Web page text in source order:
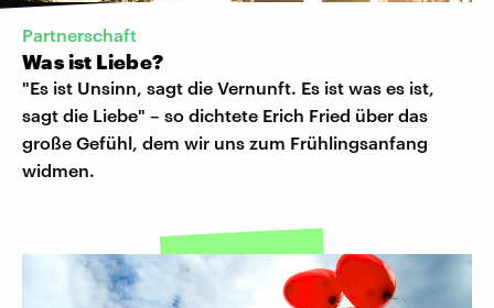
Partnerschaft
Was ist Liebe?
"Es ist Unsinn, sagt die Vernunft. Es ist was es ist,
sagt die Liebe" – so dichtete Erich Fried über das
große Gefühl, dem wir uns zum Frühlingsanfang
widmen.